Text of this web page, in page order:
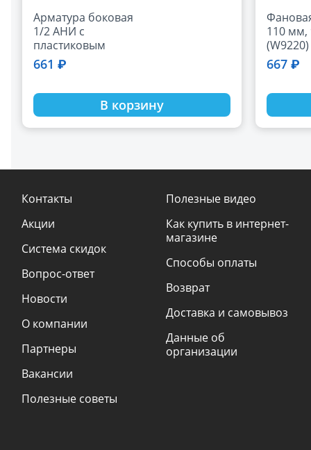
Арматура боковая
1/2 АНИ с
пластиковым
штуцером (WC5010)
661 ₽
В корзину
110 мм,
(W9220)
667 ₽
Контакты
Акции
Система скидок
Вопрос-ответ
Новости
О компании
Партнеры
Вакансии
Полезные советы
Полезные видео
Как купить в интернет-
магазине
Способы оплаты
Возврат
Доставка и самовывоз
Данные об
организации